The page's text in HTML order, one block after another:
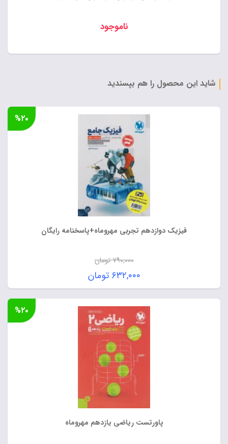
ناموجود
شاید این محصول را هم بپسندید
فیزیک دوازدهم تجربی مهروماه+پاسخنامه رایگان
۷۹۰,۰۰۰تومان
قیمت
اصلی:
۷۹۰,۰۰۰ تومان
بود.
۶۳۲,۰۰۰ تومان
قیمت
فعلی:
۶۳۲,۰۰۰ تومان.
%۲۰
پاورتست ریاضی یازدهم مهروماه
%۲۰